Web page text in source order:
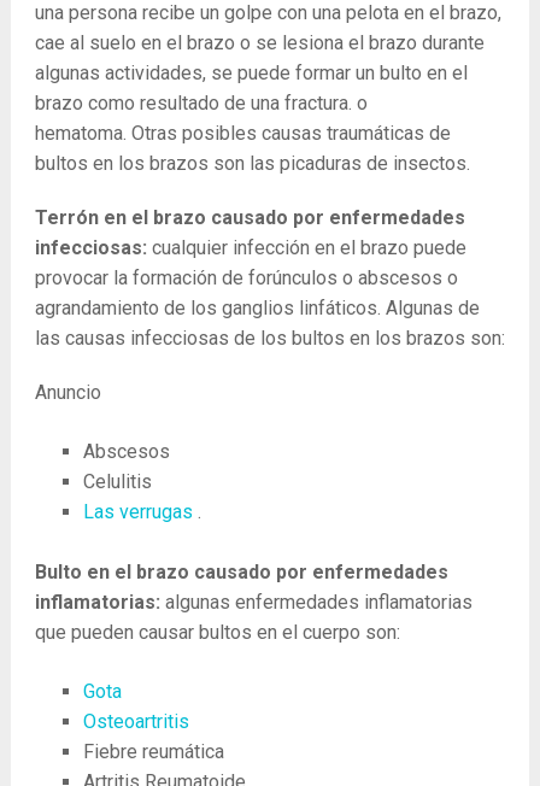
una persona recibe un golpe con una pelota en el brazo,
cae al suelo en el brazo o se lesiona el brazo durante
algunas actividades, se puede formar un bulto en el
brazo como resultado de una fractura. o
hematoma. Otras posibles causas traumáticas de
bultos en los brazos son las picaduras de insectos.
Terrón en el brazo causado por enfermedades
infecciosas: cualquier infección en el brazo puede
provocar la formación de forúnculos o abscesos o
agrandamiento de los ganglios linfáticos. Algunas de
las causas infecciosas de los bultos en los brazos son:
Anuncio
Abscesos
Celulitis
Las verrugas .
Bulto en el brazo causado por enfermedades
inflamatorias: algunas enfermedades inflamatorias
que pueden causar bultos en el cuerpo son:
Gota
Osteoartritis
Fiebre reumática